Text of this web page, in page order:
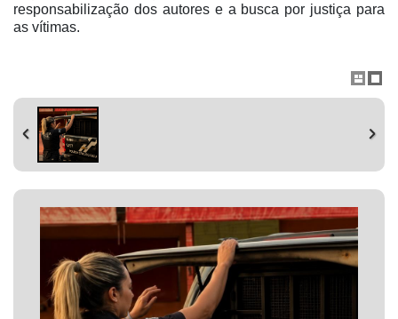
responsabilização dos autores e a busca por justiça para
as vítimas.